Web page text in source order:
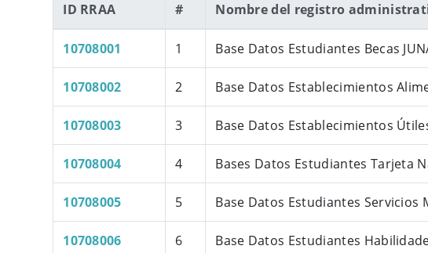
ID RRAA # Nombre del registro
10708001 1 Base Datos Estudiantes Becas
10708002 2 Base Datos Establecimientos
10708003 3 Base Datos Establecimientos
10708004 4 Bases Datos Estudiantes Tarjeta
10708005 5 Base Datos Estudiantes Servicios
10708006 6 Base Datos Estudiantes